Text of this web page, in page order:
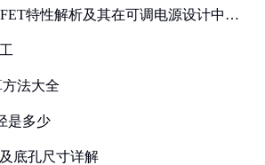
特性解析及其在可调电源设计中的
法大全
是多少
底孔尺寸详解